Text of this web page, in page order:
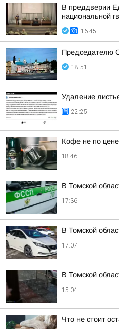
В преддверии
национальной
16:45
Председателю
18:51
Удаление
22:25
Кофе не по
18:46
В Томской
17:36
В Томской
17:07
В Томской
15:04
Что не стоит